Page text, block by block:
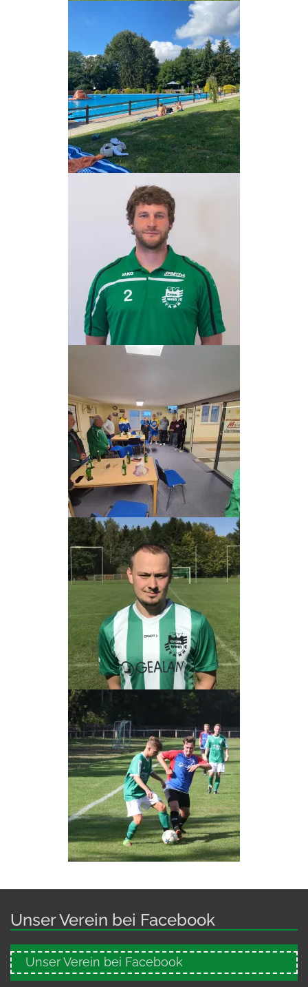
Unser Verein bei Facebook
Unser Verein bei Facebook